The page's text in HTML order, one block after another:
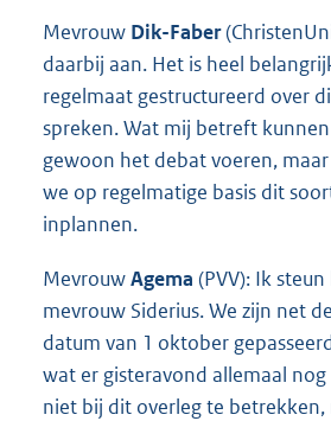
Mevrouw Dik-Faber
daarbij aan. Het is heel
regelmaat gestructureerd over
spreken. Wat mij betreft
gewoon het debat voeren,
we op regelmatige basis dit
inplannen.
MevrouwAgema (PVV): Ik
mevrouw Siderius. We zijn net
datum van 1 oktober
wat er gisteravond allemaal
niet bij dit overleg te